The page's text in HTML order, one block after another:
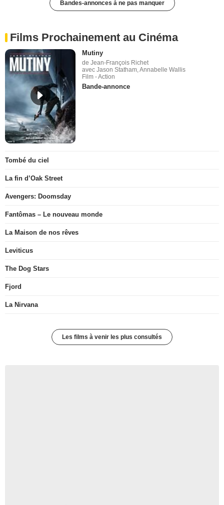
Bandes-annonces à ne pas manquer
Films Prochainement au Cinéma
Mutiny
de Jean-François Richet
avec Jason Statham, Annabelle Wallis
Film - Action
Bande-annonce
Tombé du ciel
La fin d’Oak Street
Avengers: Doomsday
Fantômas – Le nouveau monde
La Maison de nos rêves
Leviticus
The Dog Stars
Fjord
La Nirvana
Les films à venir les plus consultés